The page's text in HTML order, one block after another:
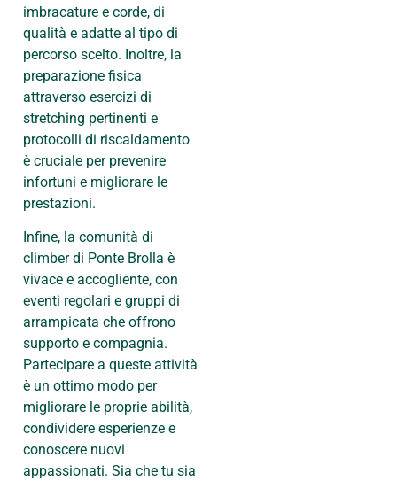
imbracature e corde, di
qualità e adatte al tipo di
percorso scelto. Inoltre, la
preparazione fisica
attraverso esercizi di
stretching pertinenti e
protocolli di riscaldamento
è cruciale per prevenire
infortuni e migliorare le
prestazioni.
Infine, la comunità di
climber di Ponte Brolla è
vivace e accogliente, con
eventi regolari e gruppi di
arrampicata che offrono
supporto e compagnia.
Partecipare a queste attività
è un ottimo modo per
migliorare le proprie abilità,
condividere esperienze e
conoscere nuovi
appassionati. Sia che tu sia